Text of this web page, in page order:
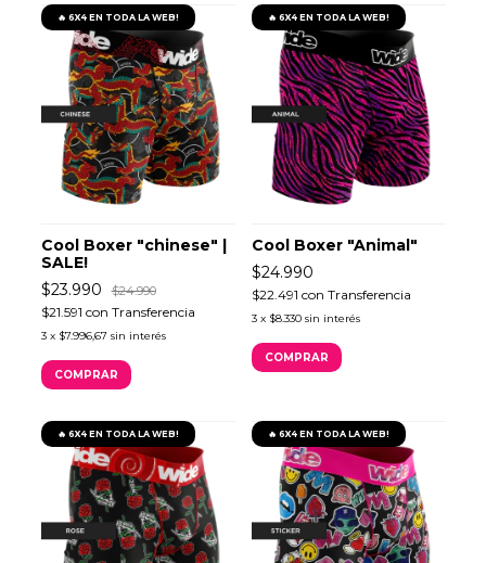
🔥 6X4 EN TODA LA WEB!
Cool Boxer "chinese" |
SALE!
$23.990
$24.990
$21.591 con Transferencia
3 x $7.996,67 sin interés
COMPRAR
🔥 6X4 EN TODA LA WEB!
Cool Boxer "Animal"
$24.990
$22.491 con Transferencia
3 x $8.330 sin interés
COMPRAR
🔥 6X4 EN TODA LA WEB! 🔥 6X4 EN TODA LA WEB!